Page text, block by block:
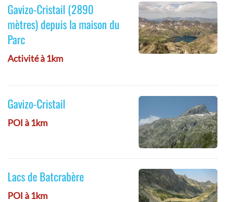
Gavizo-Cristail (2890
mètres) depuis la maison du
Parc
Activité à 1km
Gavizo-Cristail
POI à 1km
Lacs de Batcrabère
POI à 1km